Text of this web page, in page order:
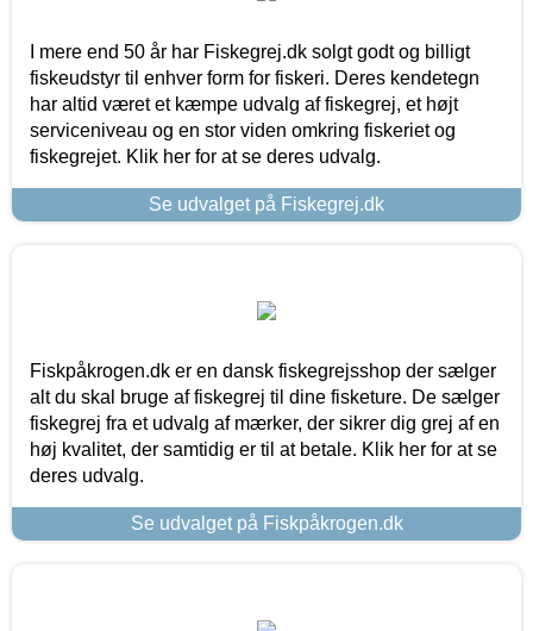
I mere end 50 år har Fiskegrej.dk solgt godt og billigt
fiskeudstyr til enhver form for fiskeri. Deres kendetegn
har altid været et kæmpe udvalg af fiskegrej, et højt
serviceniveau og en stor viden omkring fiskeriet og
fiskegrejet. Klik her for at se deres udvalg.
Se udvalget på Fiskegrej.dk
Fiskpåkrogen.dk er en dansk fiskegrejsshop der sælger
alt du skal bruge af fiskegrej til dine fisketure. De sælger
fiskegrej fra et udvalg af mærker, der sikrer dig grej af en
høj kvalitet, der samtidig er til at betale. Klik her for at se
deres udvalg.
Se udvalget på Fiskpåkrogen.dk